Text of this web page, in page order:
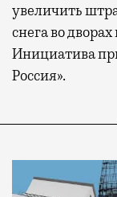
увеличить
снега во
Инициатива
Россия».